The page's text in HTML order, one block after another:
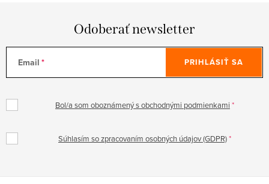
Odoberať newsletter
Email
Bol/a som oboznámený s obchodnými podmienkami
Súhlasím so zpracovaním osobných údajov (GDPR)
PRIHLÁSIŤ SA